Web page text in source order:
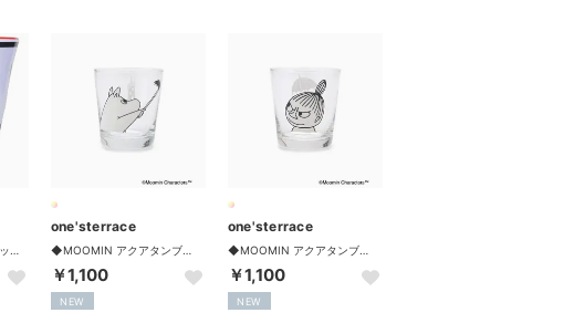
one'sterrace
￥1,100
NEW
one'sterrace
￥1,100
NEW